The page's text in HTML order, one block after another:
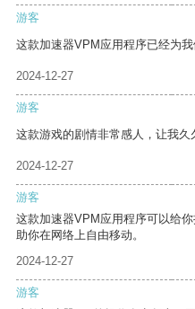
游客
这款加速器VPM应用程序已经为
2024-12-27
游客
这款游戏的剧情非常感人，让我久
2024-12-27
游客
这款加速器VPM应用程序可以给
助你在网络上自由移动。
2024-12-27
游客